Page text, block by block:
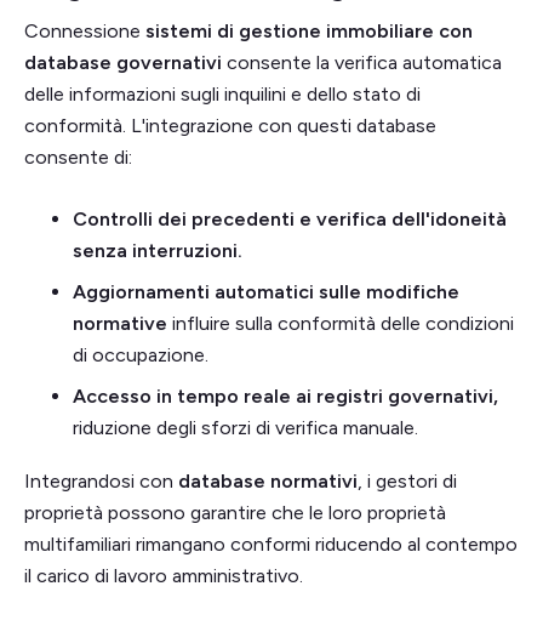
Connessione sistemi di gestione immobiliare con
database governativi consente la verifica automatica
delle informazioni sugli inquilini e dello stato di
conformità. L'integrazione con questi database
consente di:
Controlli dei precedenti e verifica dell'idoneità
senza interruzioni.
Aggiornamenti automatici sulle modifiche
normative influire sulla conformità delle condizioni
di occupazione.
Accesso in tempo reale ai registri governativi,
riduzione degli sforzi di verifica manuale.
Integrandosi con database normativi, i gestori di
proprietà possono garantire che le loro proprietà
multifamiliari rimangano conformi riducendo al contempo
il carico di lavoro amministrativo.